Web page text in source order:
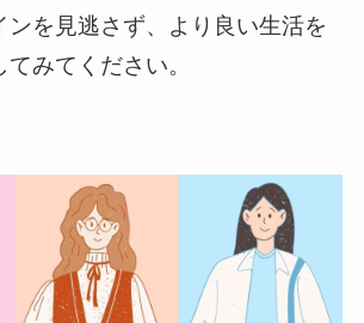
ンを見逃さず、より良い生活を
みてください。